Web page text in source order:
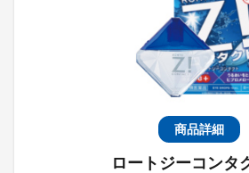
商品詳細
ロートジーコンタ